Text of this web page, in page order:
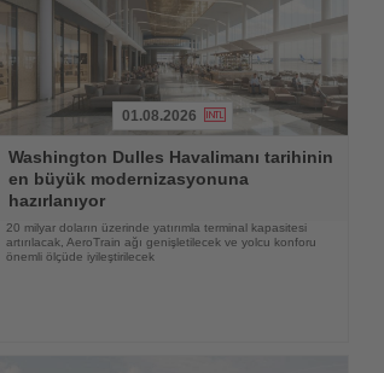
Oku
01.08.2026
Washington Dulles Havalimanı tarihinin
en büyük modernizasyonuna
hazırlanıyor
20 milyar doların üzerinde yatırımla terminal kapasitesi
artırılacak, AeroTrain ağı genişletilecek ve yolcu konforu
önemli ölçüde iyileştirilecek